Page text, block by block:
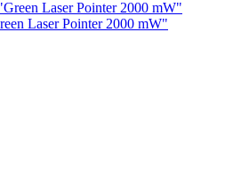
Laser Pointer 2000 mW"